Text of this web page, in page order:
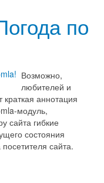
по
Возможно,
любителей и
аннотация
модуль,
сайта гибкие
состояния
сайта.